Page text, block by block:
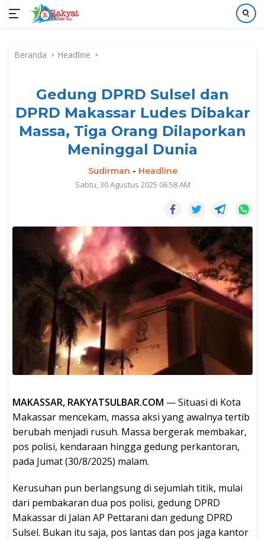
kontenBeranda Headline
Gedung DPRD Sulsel dan
DPRD Makassar Ludes Dibakar
Massa, Tiga Orang Dilaporkan
Meninggal Dunia
Sudirman - Headline
Sabtu, 30 Agustus 2025 06:58 AM
MAKASSAR, RAKYATSULBAR.COM — Situasi di Kota
Makassar mencekam, massa aksi yang awalnya tertib
berubah menjadi rusuh. Massa bergerak membakar,
pos polisi, kendaraan hingga gedung perkantoran,
pada Jumat (30/8/2025) malam.
Kerusuhan pun berlangsung di sejumlah titik, mulai
dari pembakaran dua pos polisi, gedung DPRD
Makassar di Jalan AP Pettarani dan gedung DPRD
Sulsel. Bukan itu saja, pos lantas dan pos jaga kantor